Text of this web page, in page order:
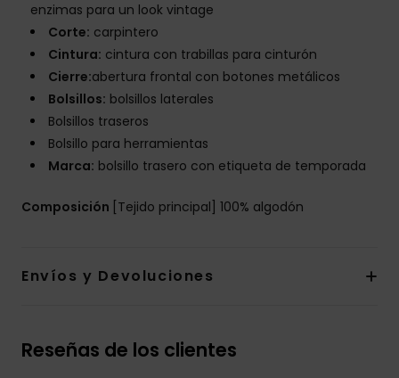
enzimas para un look vintage
Corte: carpintero
Cintura: cintura con trabillas para cinturón
Cierre:abertura frontal con botones metálicos
Bolsillos: bolsillos laterales
Bolsillos traseros
Bolsillo para herramientas
Marca: bolsillo trasero con etiqueta de temporada
Composición [Tejido principal] 100% algodón
Envíos y Devoluciones
Reseñas de los clientes